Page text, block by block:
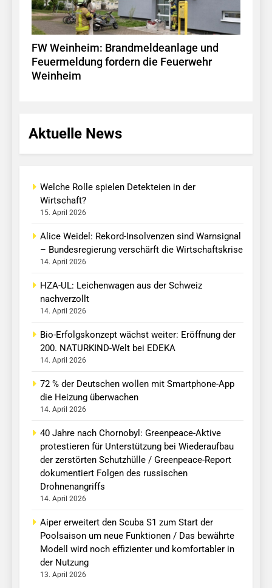
FW Weinheim: Brandmeldeanlage und
Feuermeldung fordern die Feuerwehr
Weinheim
Aktuelle News
Welche Rolle spielen Detekteien in der
Wirtschaft?
15. April 2026
Alice Weidel: Rekord-Insolvenzen sind Warnsignal
– Bundesregierung verschärft die Wirtschaftskrise
14. April 2026
HZA-UL: Leichenwagen aus der Schweiz
nachverzollt
14. April 2026
Bio-Erfolgskonzept wächst weiter: Eröffnung der
200. NATURKIND-Welt bei EDEKA
14. April 2026
72 % der Deutschen wollen mit Smartphone-App
die Heizung überwachen
14. April 2026
40 Jahre nach Chornobyl: Greenpeace-Aktive
protestieren für Unterstützung bei Wiederaufbau
der zerstörten Schutzhülle / Greenpeace-Report
dokumentiert Folgen des russischen
Drohnenangriffs
14. April 2026
Aiper erweitert den Scuba S1 zum Start der
Poolsaison um neue Funktionen / Das bewährte
Modell wird noch effizienter und komfortabler in
der Nutzung
13. April 2026